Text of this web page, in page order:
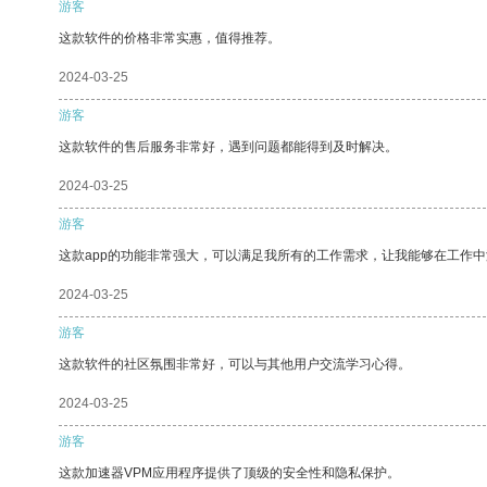
游客
这款软件的价格非常实惠，值得推荐。
2024-03-25
游客
这款软件的售后服务非常好，遇到问题都能得到及时解决。
2024-03-25
游客
这款app的功能非常强大，可以满足我所有的工作需求，让我能够在工作中
2024-03-25
游客
这款软件的社区氛围非常好，可以与其他用户交流学习心得。
2024-03-25
游客
这款加速器VPM应用程序提供了顶级的安全性和隐私保护。